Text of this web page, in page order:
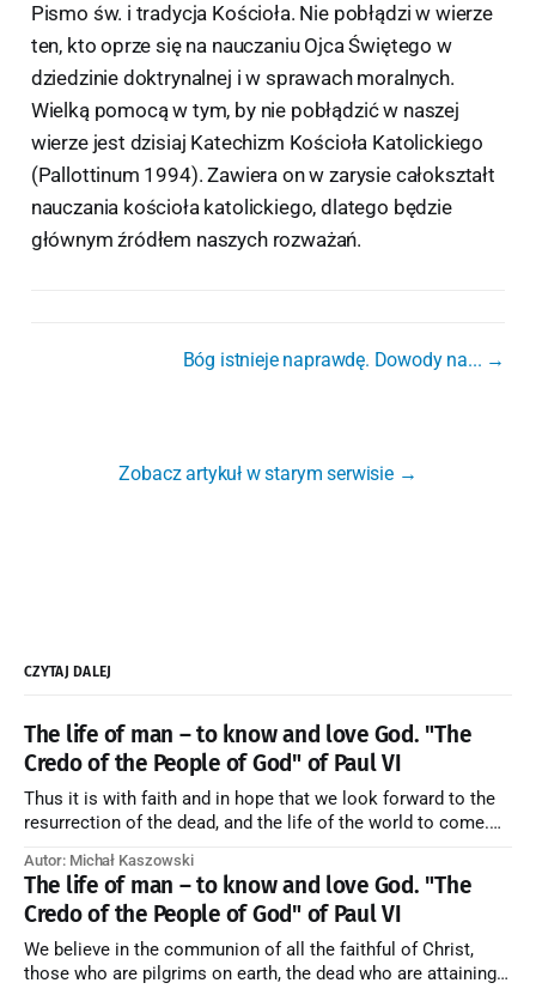
Pismo św. i tradycja Kościoła. Nie pobłądzi w wierze
ten, kto oprze się na nauczaniu Ojca Świętego w
dziedzinie doktrynalnej i w sprawach moralnych.
Wielką pomocą w tym, by nie pobłądzić w naszej
wierze jest dzisiaj Katechizm Kościoła Katolickiego
(Pallottinum 1994). Zawiera on w zarysie całokształt
nauczania kościoła katolickiego, dlatego będzie
głównym źródłem naszych rozważań.
Bóg istnieje naprawdę. Dowody na... →
Zobacz artykuł w starym serwisie →
CZYTAJ DALEJ
The life of man – to know and love God. "The
Credo of the People of God" of Paul VI
Thus it is with faith and in hope that we look forward to the
resurrection of the dead, and the life of the world to come.
artykuł w starym serwisie →
Autor: Michał Kaszowski
The life of man – to know and love God. "The
Credo of the People of God" of Paul VI
We believe in the communion of all the faithful of Christ,
those who are pilgrims on earth, the dead who are attaining